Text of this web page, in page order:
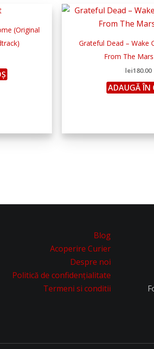
(Original
Grateful Dead – Wake
From The
lei180.00
ADAUGĂ ÎN
Blog
Acoperire Curier
Despre noi
Politică de confidențialitate
Termeni si conditii